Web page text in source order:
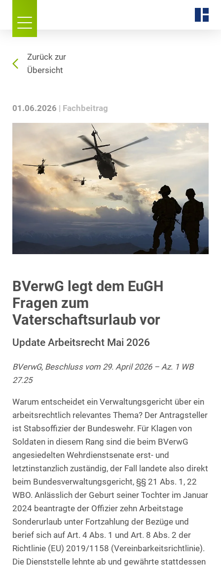
Zurück zur
Übersicht
01.06.2026 Fachbeitrag
BVerwG legt dem EuGH
Fragen zum
Vaterschaftsurlaub vor
Update Arbeitsrecht Mai 2026
BVerwG, Beschluss vom 29. April 2026 – Az. 1 WB
27.25
Warum entscheidet ein Verwaltungsgericht über ein
arbeitsrechtlich relevantes Thema? Der Antragsteller
ist Stabsoffizier der Bundeswehr. Für Klagen von
Soldaten in diesem Rang sind die beim BVerwG
angesiedelten Wehrdienstsenate erst- und
letztinstanzlich zuständig, der Fall landete also direkt
beim Bundesverwaltungsgericht, §§ 21 Abs. 1, 22
WBO. Anlässlich der Geburt seiner Tochter im Januar
2024 beantragte der Offizier zehn Arbeitstage
Sonderurlaub unter Fortzahlung der Bezüge und
berief sich auf Art. 4 Abs. 1 und Art. 8 Abs. 2 der
Richtlinie (EU) 2019/1158 (Vereinbarkeitsrichtlinie).
Die Dienststelle lehnte ab und gewährte stattdessen